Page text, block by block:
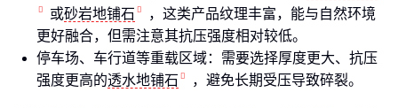
或砂岩地铺石
，这类产品纹理丰富，能与自然环境
更好融合，但需注意其抗压强度相对较低。
停车场、车行道等重载区域：需要选择厚度更大、抗压
强度更高的透水地铺石 ，避免长期受压导致碎裂。